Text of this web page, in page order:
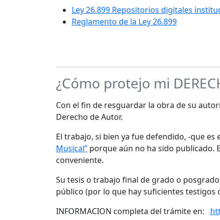
Ley 26.899 Repositorios digitales
Reglamento de la Ley 26.899
¿Cómo protejo mi
Con el fin de resguardar la obra de su
Derecho de Autor.
El trabajo, si bien ya fue defendido, -que
Musical” porque aún no ha sido publicado.
conveniente.
Su tesis o trabajo final de grado o
público (por lo que hay suficientes testigos
INFORMACION completa del trámite en: